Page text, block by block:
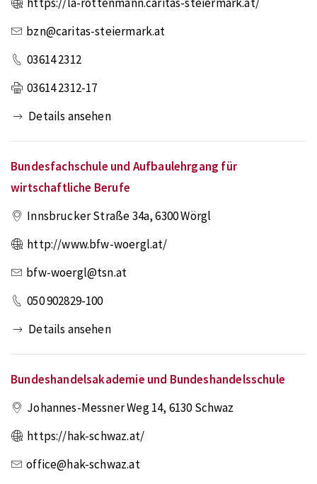
bzn@caritas-steiermark.at
03614 2312
03614 2312-17
Details ansehen
Bundesfachschule und Aufbaulehrgang für
wirtschaftliche Berufe
Innsbrucker Straße 34a,6300Wörgl
http://www.bfw-woergl.at/
bfw-woergl@tsn.at
050 902829-100
Details ansehen
Bundeshandelsakademie und Bundeshandelsschule
Johannes-Messner Weg 14, 6130 Schwaz
https://hak-schwaz.at/
office@hak-schwaz.at